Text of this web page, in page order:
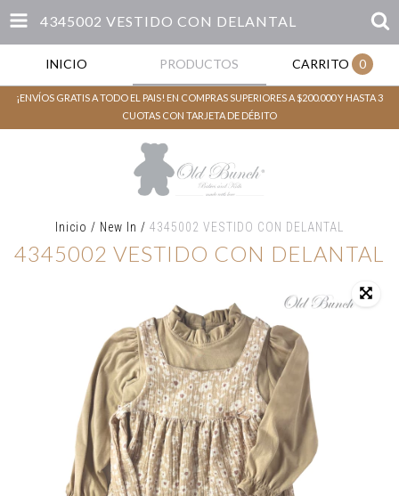
4345002 VESTIDO CON DELANTAL
INICIO PRODUCTOS CARRITO 0
¡ENVÍOS GRATIS A TODO EL PAIS! EN COMPRAS SUPERIORES A $200.000 Y HASTA 3
CUOTAS CON TARJETA DE DÉBITO
Inicio / New In / 4345002 VESTIDO CON DELANTAL
4345002 VESTIDO CON DELANTAL